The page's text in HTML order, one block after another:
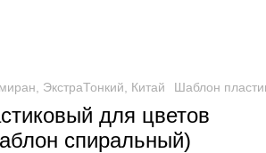
ЭкстраТонкий, Китай Шаблон
для цветов
спиральный)